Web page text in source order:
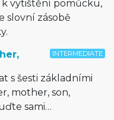
vytištění pomůcku,
slovní zásobě
INTERMEDIATE
s šesti základními
mother, son,
sami…